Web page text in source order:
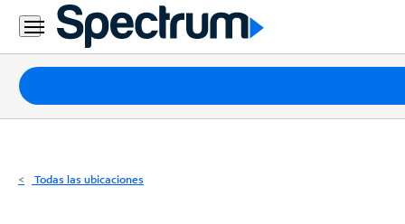
Residencial
Business
Paquetes
Internet
Todas las ubicaciones